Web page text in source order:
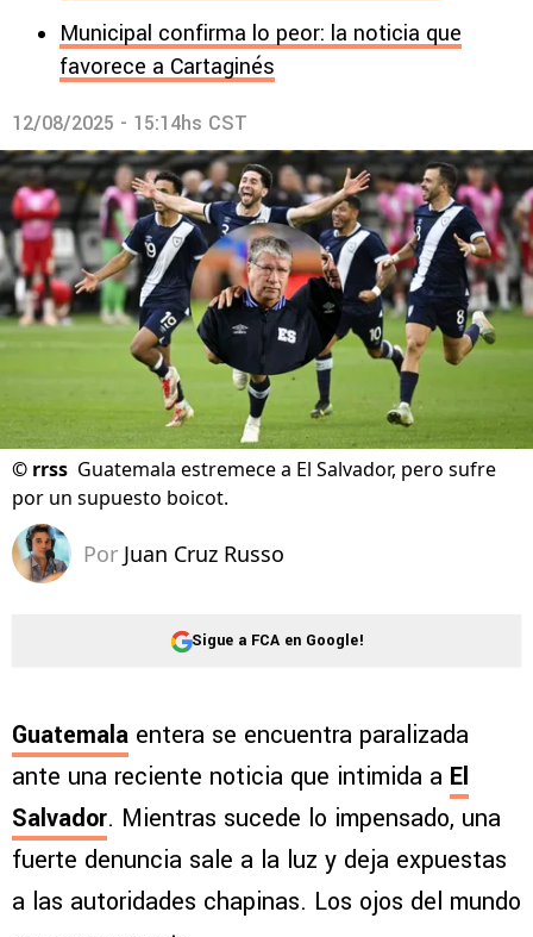
Municipal confirma lo peor: la noticia que
favorece a Cartaginés
12/08/2025 - 15:14hs CST
© rrss Guatemala estremece a El Salvador, pero sufre
por un supuesto boicot.
Por Juan Cruz Russo
Sigue a FCA en Google!
Guatemala entera se encuentra paralizada
ante una reciente noticia que intimida a El
Salvador. Mientras sucede lo impensado, una
fuerte denuncia sale a la luz y deja expuestas
a las autoridades chapinas. Los ojos del mundo